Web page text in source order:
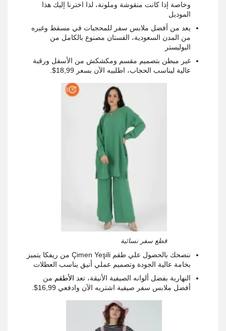
وخاصة إذا كانت منقوشة وملونة، لذا اخترنا إليك هذا
الموديل
يعد من أفضل ملابس سفر للمحجبات في مسقط وغيره
من المدن السعودية، الفستان مصنوع بالكامل من
البوليستر
غير مبطن بتصميم مقسم ومكشكش من الأسفل ورقبة
عالية ليناسب الحجاب، اطلبيه الآن بسعر 18,99$.
قطع سفر نسائية
ننصحك بالحصول علي طقم Çimen Yeşili من ريفكا يتميز
بخامة عالية الجودة وتصميم عملي أنيق يناسب العطلات
النهارية بفضل ألوانه الصيفية الأنيقة، تعد الأطقم من
أفضل ملابس سفر صيفية اشتريه الآن وادفعي 16,99$.